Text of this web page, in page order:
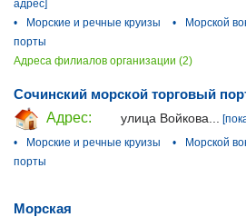
адрес]
•
Морские и речные круизы • Морской
порты
Адреса филиалов организации (2)
Сочинский морской торговый
Адрес:
улица Войкова...
•
Морские и речные круизы • Морской
порты
Морская